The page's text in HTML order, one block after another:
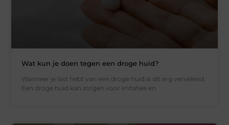
Wat kun je doen tegen een droge huid?
Wanneer je last hebt van een droge huid is dit erg vervelend.
Een droge huid kan zorgen voor irritaties en